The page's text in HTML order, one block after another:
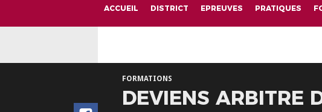
ACCUEIL DISTRICT EPREUVES PRATIQUES
FORMATIONS
DEVIENS ARBITRE